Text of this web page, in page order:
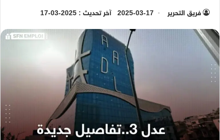
فريق التحرير 2025-03-17 آخر تحديث : 2025-03-17